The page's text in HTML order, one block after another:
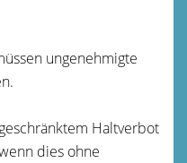
ungenehmigte
geschränktem Haltverbot
dies ohne